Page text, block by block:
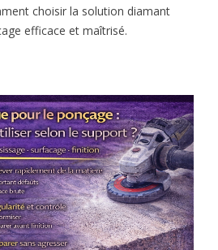
choisir la solution diamant
efficace et maîtrisé.